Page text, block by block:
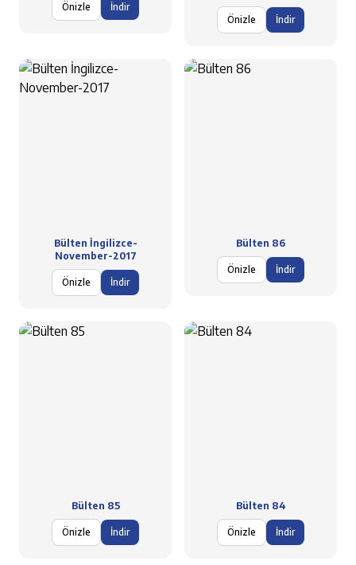
Önizle İndir
Önizle İndir
Bülten İngilizce-
November-2017
Önizle İndir
Bülten 86
Önizle İndir
Bülten 85
Önizle İndir
Bülten 84
Önizle İndir